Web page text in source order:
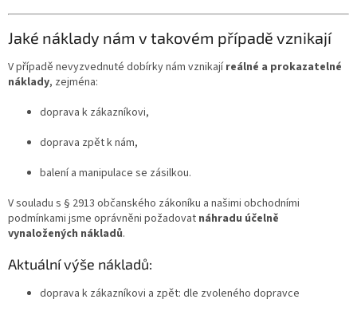
Jaké náklady nám v takovém případě vznikají
V případě nevyzvednuté dobírky nám vznikajíreálné a prokazatelné
náklady, zejména:
doprava k zákazníkovi,
doprava zpět k nám,
balení a manipulace se zásilkou.
V souladu s § 2913 občanského zákoníku a našimi obchodními
podmínkami jsme oprávněni požadovat náhradu účelně
vynaložených nákladů.
Aktuální výše nákladů:
doprava k zákazníkovi a zpět: dle zvoleného dopravce